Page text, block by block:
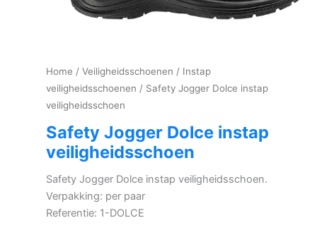
Home / Veiligheidsschoenen / Instap
veiligheidsschoenen / Safety Jogger Dolce instap
veiligheidsschoen
Safety Jogger Dolce instap
veiligheidsschoen
Safety Jogger Dolce instap veiligheidsschoen.
Verpakking: per paar
Referentie: 1-DOLCE